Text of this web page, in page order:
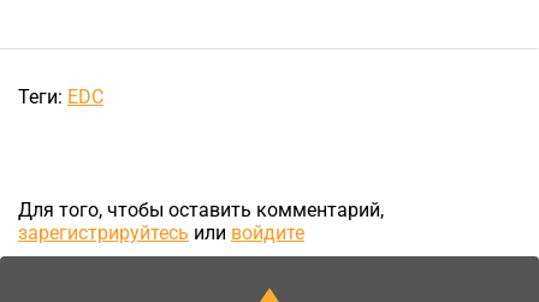
Теги: EDC
Для того, чтобы оставить комментарий,
зарегистрируйтесь или войдите